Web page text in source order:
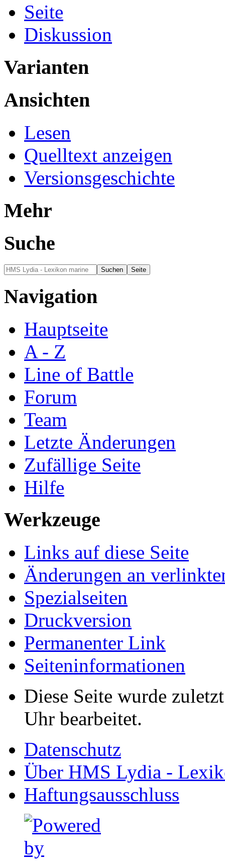
Seite
Diskussion
Varianten
Ansichten
Lesen
Quelltext anzeigen
Versionsgeschichte
Mehr
Suche
Navigation
Hauptseite
A - Z
Line of Battle
Forum
Team
Letzte Änderungen
Zufällige Seite
Hilfe
Werkzeuge
Links auf diese Seite
Änderungen an
Spezialseiten
Druckversion
Permanenter Link
Seiten­informationen
Diese Seite wurde
Uhr bearbeitet.
Datenschutz
Über HMS Lydia -
Haftungsausschluss